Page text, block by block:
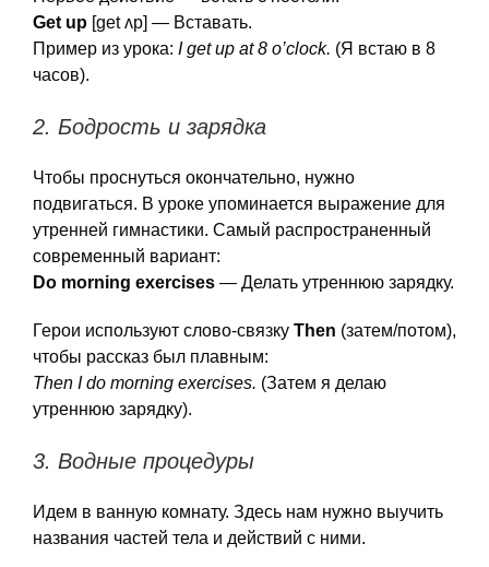
Get up [ɡet ʌp] — Вставать.
Пример из урока: I get up at 8 o’clock. (Я встаю в 8
часов).
2. Бодрость и зарядка
Чтобы проснуться окончательно, нужно
подвигаться. В уроке упоминается выражение для
утренней гимнастики. Самый распространенный
современный вариант:
Do morning exercises — Делать утреннюю зарядку.
Герои используют слово-связку Then (затем/потом),
чтобы рассказ был плавным:
Then I do morning exercises. (Затем я делаю
утреннюю зарядку).
3. Водные процедуры
Идем в ванную комнату. Здесь нам нужно выучить
названия частей тела и действий с ними.